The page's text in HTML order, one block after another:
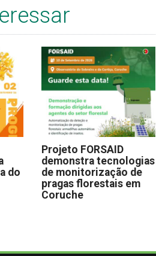
do
Projeto FORSAID
demonstra tecnologias
de monitorização de
pragas florestais em
Coruche